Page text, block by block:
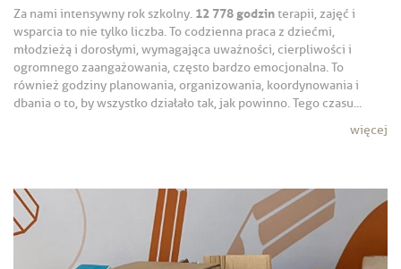
Za nami intensywny rok szkolny. 12 778 godzinterapii, zajęć i
wsparcia to nie tylko liczba. To codzienna praca z dziećmi,
młodzieżą i dorosłymi, wymagająca uważności, cierpliwości i
ogromnego zaangażowania, często bardzo emocjonalna. To
również godziny planowania, organizowania, koordynowania i
dbania o to, by wszystko działało tak, jak powinno. Tego czasu...
więcej